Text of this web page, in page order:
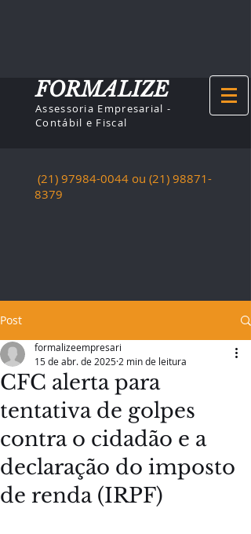
Assessoria Empresarial -
Contábil e Fiscal
FORMALIZE
(21) 97984-0044 ou (21) 98871-
8379
Post
CFC alerta para
tentativa de golpes
contra o cidadão e a
declaração do imposto
de renda (IRPF)
formalizeempresari
15 de abr. de 2025 2 min de leitura